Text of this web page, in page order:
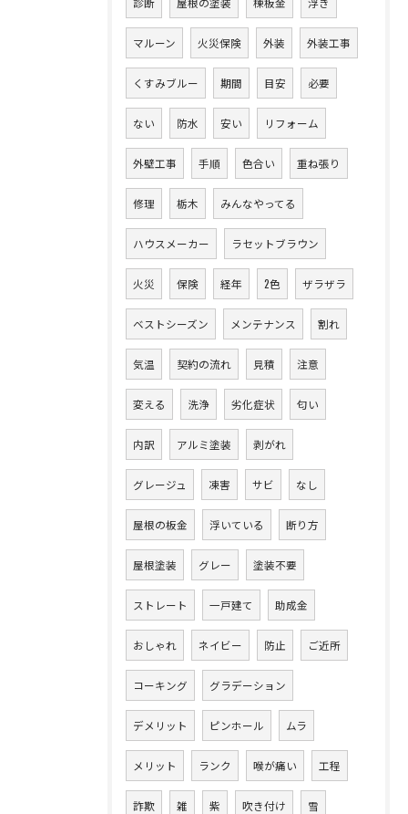
マルーン 火災保険 外装 外装工事
くすみブルー 期間 目安 必要
ない 防水 安い リフォーム
外壁工事 手順 色合い 重ね張り
修理 栃木 みんなやってる
ハウスメーカー ラセットブラウン
火災 保険 経年 2色 ザラザラ
ベストシーズン メンテナンス 割れ
気温 契約の流れ 見積 注意
変える 洗浄 劣化症状 匂い
内訳 アルミ塗装 剥がれ
グレージュ 凍害 サビ なし
屋根の板金 浮いている 断り方
屋根塗装 グレー 塗装不要
ストレート 一戸建て 助成金
おしゃれ ネイビー 防止 ご近所
コーキング グラデーション
デメリット ピンホール ムラ
メリット ランク 喉が痛い 工程
詐欺 雑 紫 吹き付け 雪